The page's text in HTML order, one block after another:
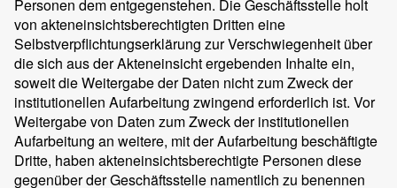
Personen dem entgegenstehen. Die Geschäftsstelle holt
von akteneinsichtsberechtigten Dritten eine
Selbstverpflichtungserklärung zur Verschwiegenheit über
die sich aus der Akteneinsicht ergebenden Inhalte ein,
soweit die Weitergabe der Daten nicht zum Zweck der
institutionellen Aufarbeitung zwingend erforderlich ist. Vor
Weitergabe von Daten zum Zweck der institutionellen
Aufarbeitung an weitere, mit der Aufarbeitung beschäftigte
Dritte, haben akteneinsichtsberechtigte Personen diese
gegenüber der Geschäftsstelle namentlich zu benennen